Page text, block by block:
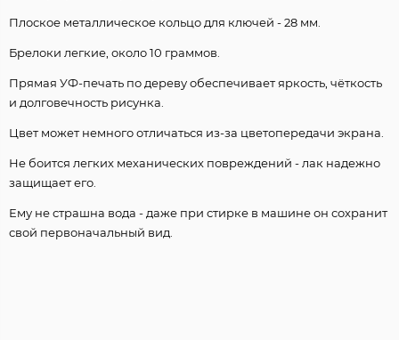
Плоское металлическое кольцо для ключей - 28 мм.
Брелоки легкие, около 10 граммов.
Прямая УФ-печать по дереву обеспечивает яркость, чёткость
и долговечность рисунка.
Цвет может немного отличаться из-за цветопередачи экрана.
Не боится легких механических повреждений - лак надежно
защищает его.
Ему не страшна вода - даже при стирке в машине он сохранит
свой первоначальный вид.